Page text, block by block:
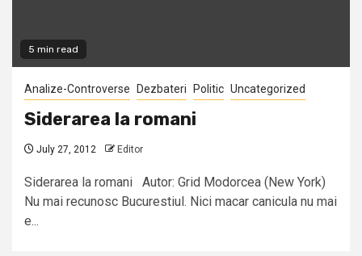
5 min read
Analize-Controverse Dezbateri Politic Uncategorized
Siderarea la romani
July 27, 2012 Editor
Siderarea la romani Autor: Grid Modorcea (New York)
Nu mai recunosc Bucurestiul. Nici macar canicula nu mai
e...